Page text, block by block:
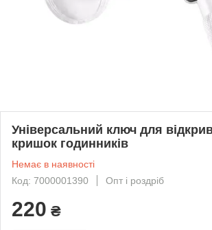
Універсальний ключ для
кришок годинників
Немає в наявності
Код: 7000001390
Опт і роздріб
220 ₴